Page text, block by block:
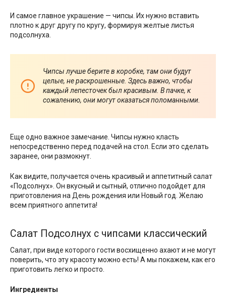
И самое главное украшение — чипсы. Их нужно вставить
плотно к друг другу по кругу, формируя желтые листья
подсолнуха.
Чипсы лучше берите в коробке, там они будут
целые, не раскрошенные. Здесь важно, чтобы
каждый лепесточек был красивым. В пачке, к
сожалению, они могут оказаться поломанными.
Еще одно важное замечание. Чипсы нужно класть
непосредственно перед подачей на стол. Если это сделать
заранее, они размокнут.
Как видите, получается очень красивый и аппетитный салат
«Подсолнух». Он вкусный и сытный, отлично подойдет для
приготовления на День рождения или Новый год. Желаю
всем приятного аппетита!
Салат Подсолнух с чипсами классический
Салат, при виде которого гости восхищенно ахают и не могут
поверить, что эту красоту можно есть! А мы покажем, как его
приготовить легко и просто.
Ингредиенты